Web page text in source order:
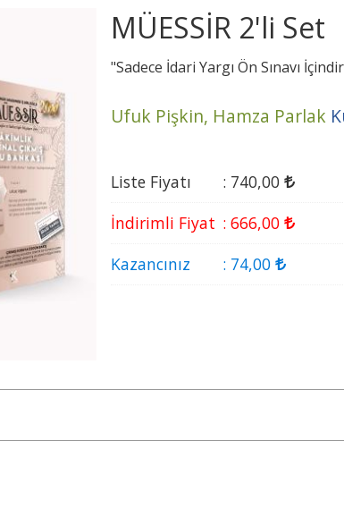
MÜESSİR 2'li Set
"Sadece İdari Yargı Ön Sınavı
Ufuk Pişkin, Hamza Parlak
Liste Fiyatı : 740,00
İndirimli Fiyat : 666,00
Kazancınız
: 74,00